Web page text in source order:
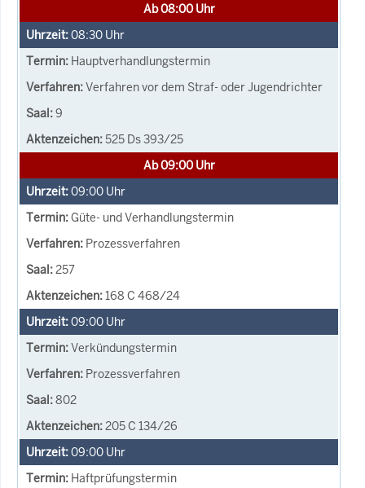
Ab 08:00 Uhr
08:30 Uhr
Hauptverhandlungstermin
Verfahren vor dem Straf- oder Jugendrichter
9
525 Ds 393/25
Ab 09:00 Uhr
09:00 Uhr
Güte- und Verhandlungstermin
Prozessverfahren
257
168 C 468/24
09:00 Uhr
Verkündungstermin
Prozessverfahren
802
205 C 134/26
09:00 Uhr
Haftprüfungstermin